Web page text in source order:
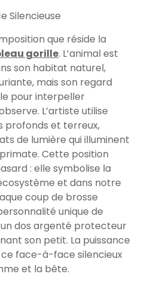
Silencieuse
que réside la
gorille. L’animal est
son habitat naturel,
mais son regard
pour interpeller
L’artiste utilise
profonds et terreux,
de lumière qui illuminent
Cette position
: elle symbolise la
et dans notre
coup de brosse
unique de
dos argenté protecteur
son petit. La puissance
face-à-face silencieux
et la bête.